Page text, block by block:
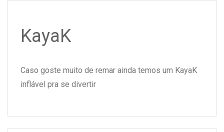
KayaK
Caso goste muito de remar ainda temos um KayaK
inflável pra se divertir